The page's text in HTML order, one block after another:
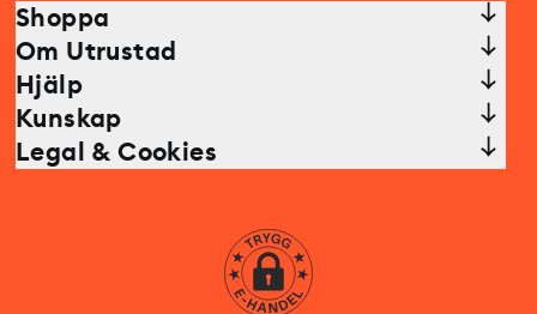
Shoppa
Om Utrustad
Hjälp
Kunskap
Legal & Cookies